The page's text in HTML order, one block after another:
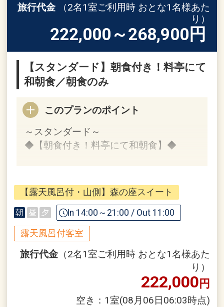
旅行代金
（2名1室ご利用時 おとな1名様あた
り）
222,000～268,900 円
【スタンダード】朝食付き！料亭にて
和朝食／朝食のみ
このプランのポイント
～スタンダード～
◆【朝食付き！料亭にて和朝食】◆
プランです。
本プランのお食事は朝食のみご用意いた
します。
鄙の座のご朝食は、その季節の地産の旬
素材をふんだんに使い、和のこころを大
その日一日の活力が湧く和定食をお召し
上がりください。
【露天風呂付・山側】森の座スイート
朝 昼 夕 In 14:00～21:00 / Out 11:00
露天風呂付客室
旅行代金 （2名1室ご利用時 おとな1名様あた
り）
222,000円
空き： 1室(08月06日06:03時点)